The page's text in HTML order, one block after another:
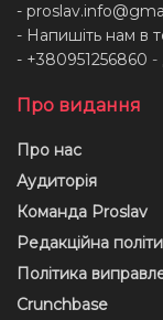
-
- Напишіть нам в
- +380951256860 -
Про видання
Про нас
Аудиторія
Команда Proslav
Редакційна
Політика
Crunchbase